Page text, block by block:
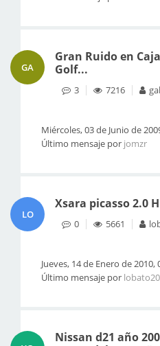
GA
Gran Ruido en
Golf...
3 7216
Miércoles, 03 de Junio de
Último mensaje por jomzr
LO
Xsara picasso 2.0
0 5661
Jueves, 14 de Enero de 2010,
Último mensaje por
Nissan d21 año